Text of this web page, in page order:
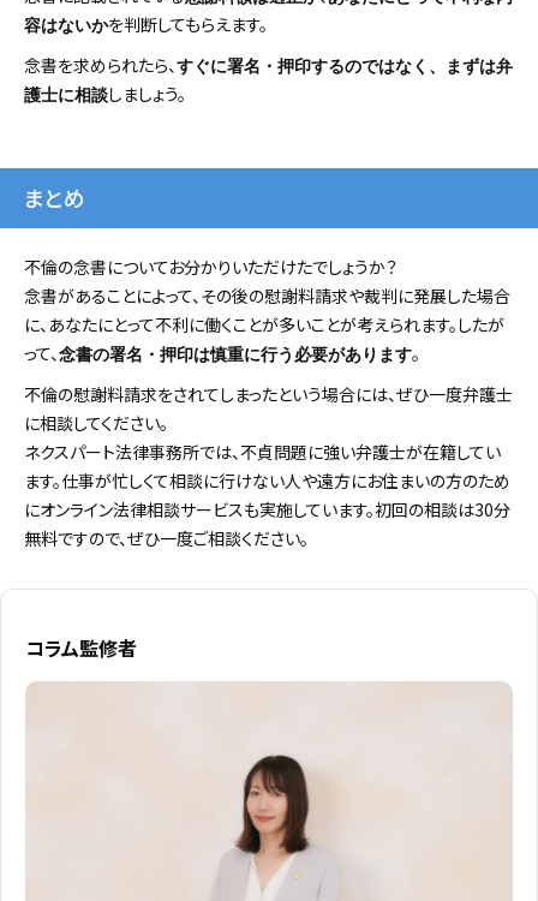
容はないかを判断してもらえます。
念書を求められたら、すぐに署名・押印するのではなく、まずは弁
護士に相談しましょう。
まとめ
不倫の念書についてお分かりいただけたでしょうか？
念書があることによって、その後の慰謝料請求や裁判に発展した場合
に、あなたにとって不利に働くことが多いことが考えられます。したが
って、念書の署名・押印は慎重に行う必要があります。
不倫の慰謝料請求をされてしまったという場合には、ぜひ一度弁護士
に相談してください。
ネクスパート法律事務所では、不貞問題に強い弁護士が在籍してい
ます。仕事が忙しくて相談に行けない人や遠方にお住まいの方のため
にオンライン法律相談サービスも実施しています。初回の相談は30分
無料ですので、ぜひ一度ご相談ください。
コラム監修者